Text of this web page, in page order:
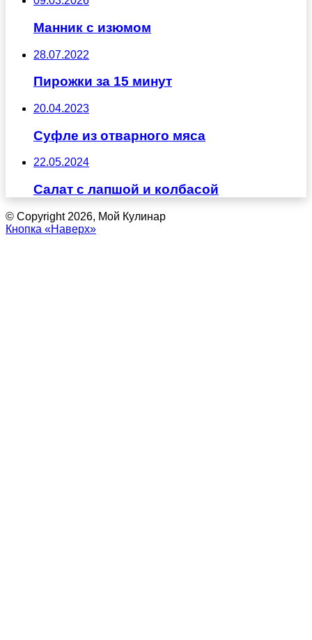
Манник с изюмом
28.07.2022
Пирожки за 15 минут
20.04.2023
Суфле из отварного мяса
22.05.2024
Салат с лапшой и колбасой
© Copyright 2026, Мой Кулинар
Кнопка «Наверх»